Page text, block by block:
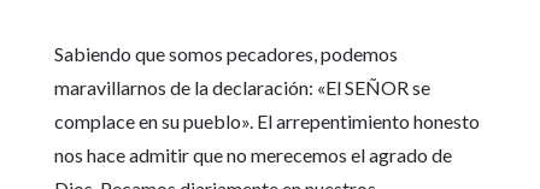
Sabiendo que somos pecadores, podemos
maravillarnos de la declaración: «El SEÑOR se
complace en su pueblo». El arrepentimiento honesto
nos hace admitir que no merecemos el agrado de